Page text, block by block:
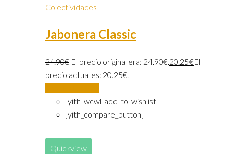
Colectividades
Jabonera Classic
24.90€ El precio original era: 24.90€. 20.25€El
precio actual es: 20.25€.
[yith_wcwl_add_to_wishlist]
[yith_compare_button]
Quickview